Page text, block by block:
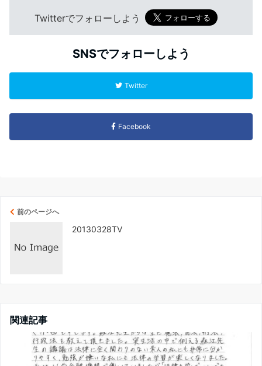
Twitterでフォローしよう
SNSでフォローしよう
Twitter
Facebook
前のページへ
20130328TV
関連記事